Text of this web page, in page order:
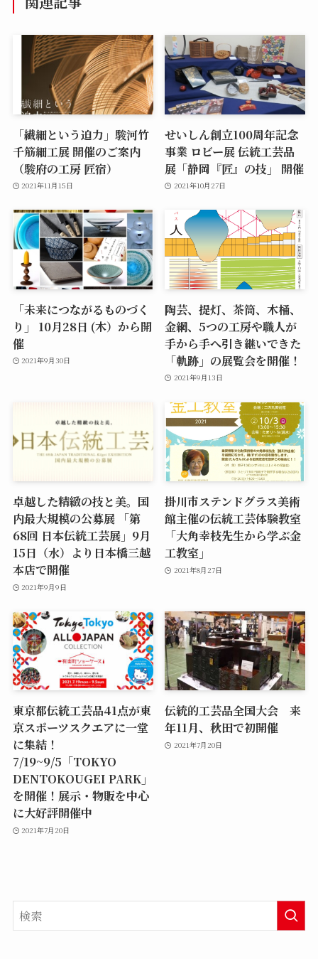
「繊細という迫力」駿河竹
千筋細工展 開催のご案内
（駿府の工房 匠宿）
2021年11月15日
せいしん創立100周年記念
事業 ロビー展 伝統工芸品
展「静岡『匠』の技」 開催
2021年10月27日
「未来につながるものづく
り」 10月28日 (木）から開
催
2021年9月30日
陶芸、提灯、茶筒、木桶、
金網、5つの工房や職人が
手から手へ引き継いできた
「軌跡」の展覧会を開催！
2021年9月13日
卓越した精緻の技と美。国
内最大規模の公募展 「第
68回 日本伝統工芸展」9月
15日（水）より日本橋三越
本店で開催
2021年9月9日
掛川市ステンドグラス美術
館主催の伝統工芸体験教室
「大角幸枝先生から学ぶ金
工教室」
2021年8月27日
東京都伝統工芸品41点が東
京スポーツスクエアに一堂
に集結！
7/19~9/5「TOKYO
DENTOKOUGEI PARK」
を開催！展示・物販を中心
に大好評開催中
2021年7月20日
伝統的工芸品全国大会 来
年11月、秋田で初開催
2021年7月20日